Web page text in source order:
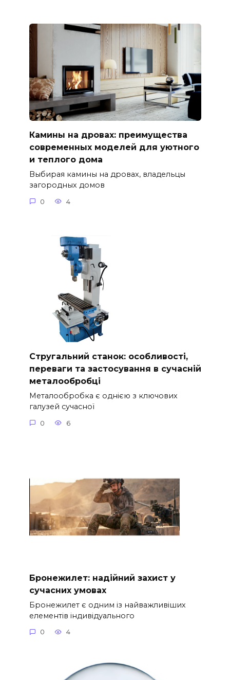
Камины на дровах: преимущества
современных моделей для уютного
и теплого дома
Выбирая камины на дровах, владельцы
загородных домов
0 4
Стругальний станок: особливості,
переваги та застосування в сучасній
металообробці
Металообробка є однією з ключових
галузей сучасної
0 6
Бронежилет: надійний захист у
сучасних умовах
Бронежилет є одним із найважливіших
елементів індивідуального
0 4